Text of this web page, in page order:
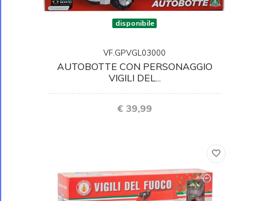
disponibile
VF.GPVGL03000
AUTOBOTTE CON PERSONAGGIO
VIGILI DEL...
€ 39,99